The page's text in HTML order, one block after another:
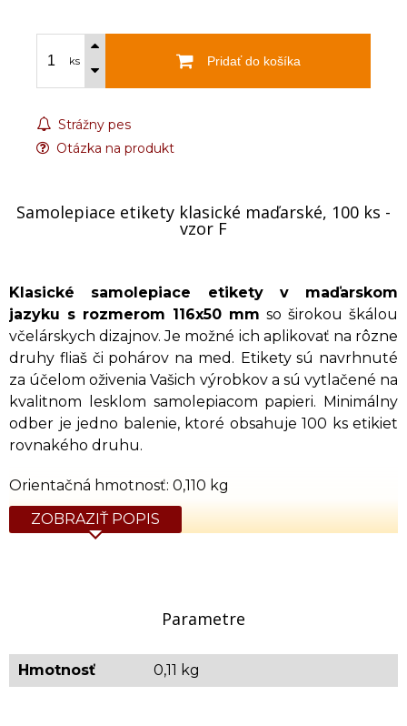
ks Pridať do košíka
Strážny pes
Otázka na produkt
Samolepiace etikety klasické maďarské, 100 ks -
vzor F
Klasické samolepiace etikety v maďarskom
jazyku s rozmerom 116x50 mm so širokou škálou
včelárskych dizajnov. Je možné ich aplikovať na rôzne
druhy fliaš či pohárov na med. Etikety sú navrhnuté
za účelom oživenia Vašich výrobkov a sú vytlačené na
kvalitnom lesklom samolepiacom papieri. Minimálny
odber je jedno balenie, ktoré obsahuje 100 ks etikiet
rovnakého druhu.
Orientačná hmotnosť: 0,110 kg
ZOBRAZIŤ POPIS
Parametre
Hmotnosť 0,11 kg